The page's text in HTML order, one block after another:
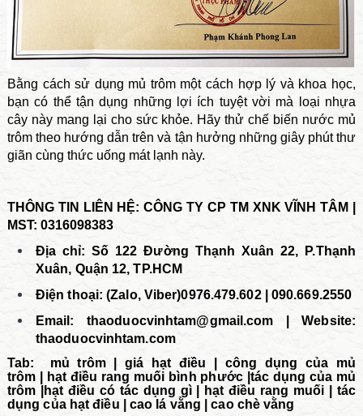
Bằng cách sử dụng mủ trôm một cách hợp lý và khoa học,
bạn có thể tận dụng những lợi ích tuyệt vời mà loại nhựa
cây này mang lại cho sức khỏe. Hãy thử chế biến nước mủ
trôm theo hướng dẫn trên và tận hưởng những giây phút thư
giãn cùng thức uống mát lạnh này.
THÔNG TIN LIÊN HỆ: CÔNG TY CP TM XNK VĨNH TÂM |
MST: 0316098383
Địa chỉ: Số 122 Đường Thạnh Xuân 22, P.Thạnh
Xuân, Quận 12, TP.HCM
Điện thoại: (Zalo, Viber)0976.479.602 | 090.669.2550
Email: thaoduocvinhtam@gmail.com | Website:
thaoduocvinhtam.com
Tab: mủ trôm|giá hạt điều
công dụng của mủ
trôm
hạt điều rang muối bình phước| tác dụng của mủ
trôm
hạt điều có tác dụng gì| hạt điều rang muối
tác
dụng của hạt điều
cao lá vằng |cao chè vằng